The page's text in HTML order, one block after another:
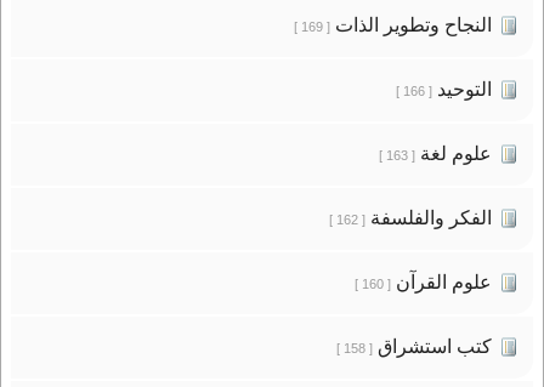
النجاح وتطوير الذات[ 169 ]
التوحيد[ 166 ]
علوم لغة[ 163 ]
الفكر والفلسفة[ 162 ]
علوم القرآن[ 160 ]
كتب استشراق[ 158 ]